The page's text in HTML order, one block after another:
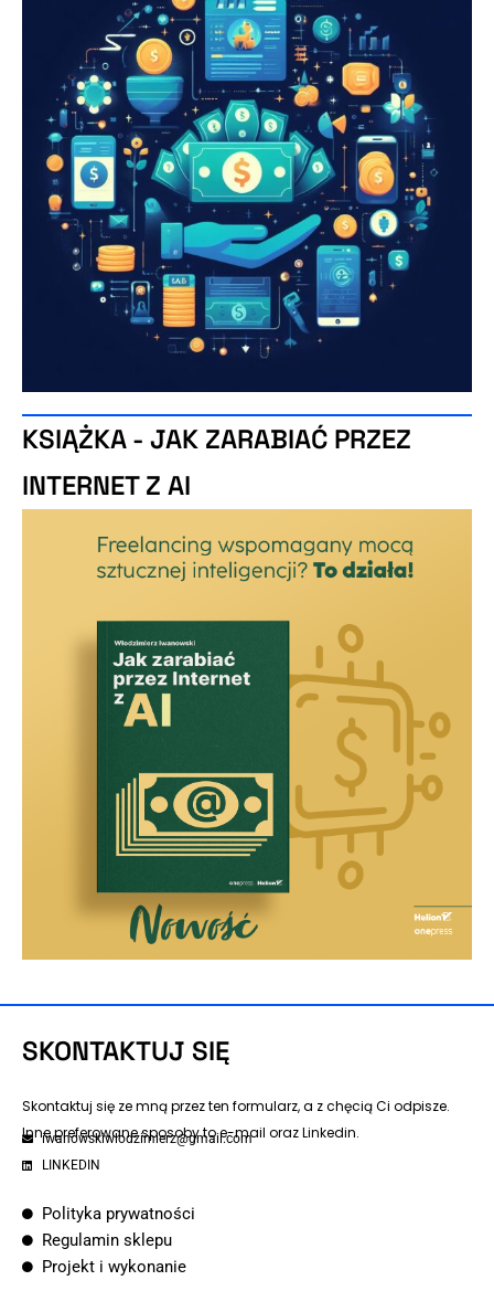
KSIĄŻKA - JAK ZARABIAĆ PRZEZ
INTERNET Z AI
SKONTAKTUJ SIĘ
Skontaktuj się ze mną przez ten formularz, a z chęcią Ci odpisze.
Inne preferowane sposoby to e-mail oraz Linkedin.
iwanowskiwlodzimierz@gmail.com
LINKEDIN
Polityka prywatności
Regulamin sklepu
Projekt i wykonanie